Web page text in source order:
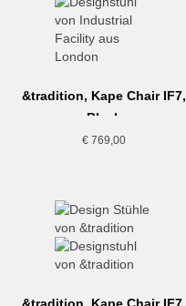
&tradition, Kape Chair IF7,
Black
€769,00